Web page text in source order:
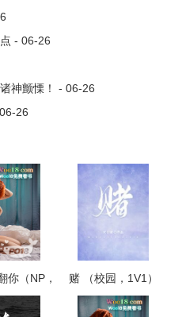
- 06-26
神颤慄！ - 06-26
26
你（NP，
）
赌 （校园，1V1）